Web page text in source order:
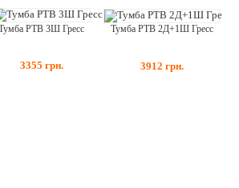
РТВ 3Ш Гресс
3355 грн.
Тумба РТВ 2Д+1Ш Гресс
3912 грн.